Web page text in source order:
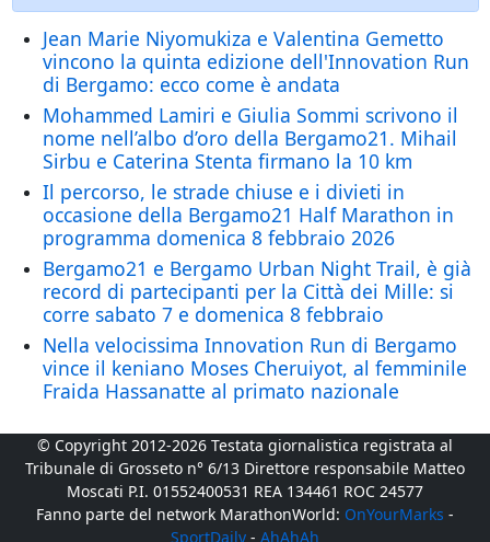
Jean Marie Niyomukiza e Valentina Gemetto
vincono la quinta edizione dell'Innovation Run
di Bergamo: ecco come è andata
Mohammed Lamiri e Giulia Sommi scrivono il
nome nell’albo d’oro della Bergamo21. Mihail
Sirbu e Caterina Stenta firmano la 10 km
Il percorso, le strade chiuse e i divieti in
occasione della Bergamo21 Half Marathon in
programma domenica 8 febbraio 2026
Bergamo21 e Bergamo Urban Night Trail, è già
record di partecipanti per la Città dei Mille: si
corre sabato 7 e domenica 8 febbraio
Nella velocissima Innovation Run di Bergamo
vince il keniano Moses Cheruiyot, al femminile
Fraida Hassanatte al primato nazionale
© Copyright 2012-2026 Testata giornalistica registrata al
Tribunale di Grosseto n° 6/13 Direttore responsabile Matteo
Moscati P.I. 01552400531 REA 134461 ROC 24577
Fanno parte del network MarathonWorld: OnYourMarks -
SportDaily - AhAhAh